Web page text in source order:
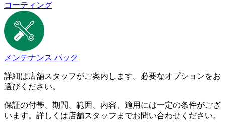
コーティング
メンテナンス パック
詳細は店舗スタッフがご案内します。必要なオプションをお
選びください。
保証の付帯、期間、範囲、内容、適用には一定の条件がござ
います。詳しくは店舗スタッフまでお問い合わせください。